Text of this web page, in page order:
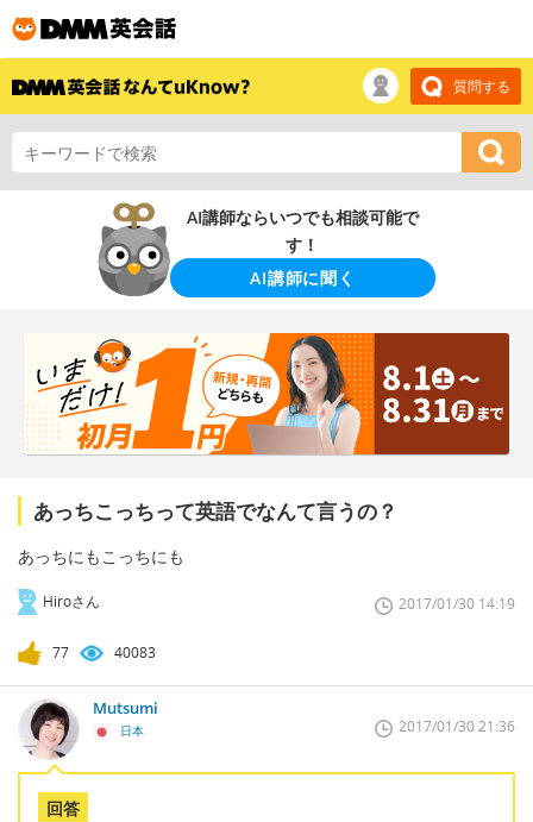
質問する
AI講師ならいつでも相談可能で
す！
AI講師に聞く
あっちこっちって英語でなんて言うの？
あっちにもこっちにも
Hiroさん 2017/01/30 14:19
77 40083
Mutsumi
日本 2017/01/30 21:36
回答